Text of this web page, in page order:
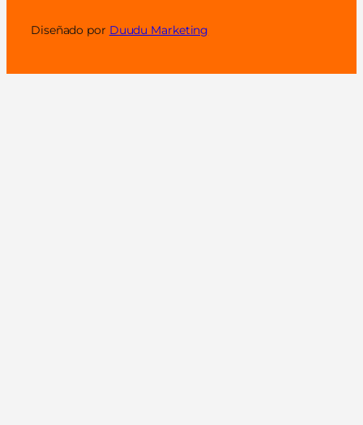
Diseñado por Duudu Marketing